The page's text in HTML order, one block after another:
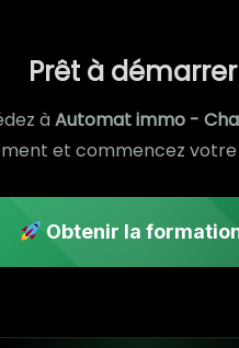
Prêt à
àAutomat immo -
et commencez
Obtenir la